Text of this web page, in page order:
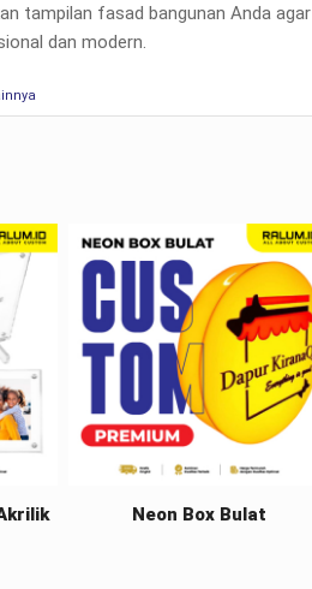
tampilan fasad bangunan Anda agar
dan modern.
Neon Box Bulat